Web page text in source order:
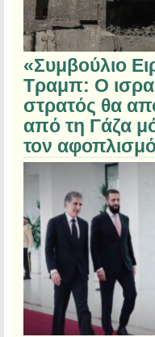
«Συμβούλιο
Τραμπ: Ο
στρατός θα
από τη Γάζα
τον